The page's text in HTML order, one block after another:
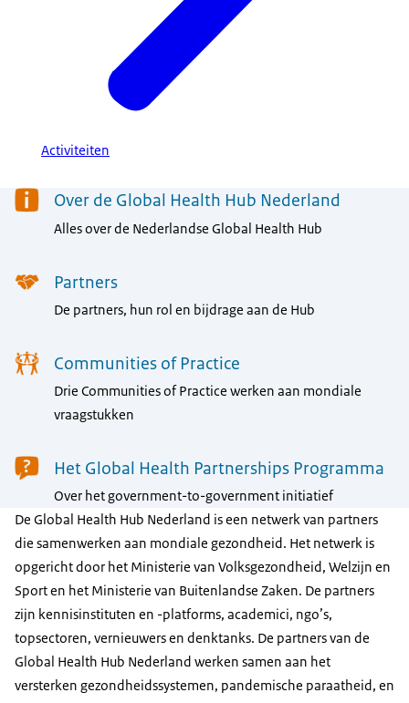
Activiteiten
Menu Over de Global Health Hub Nederland
Alles over de Nederlandse Global Health Hub
Partners
De partners, hun rol en bijdrage aan de Hub
Communities of Practice
Drie Communities of Practice werken aan mondiale
vraagstukken
Het Global Health Partnerships Programma
Over het government-to-government initiatief
De Global Health Hub Nederland is een netwerk van partners
die samenwerken aan mondiale gezondheid. Het netwerk is
opgericht door het Ministerie van Volksgezondheid, Welzijn en
Sport en het Ministerie van Buitenlandse Zaken. De partners
zijn kennisinstituten en -platforms, academici, ngo’s,
topsectoren, vernieuwers en denktanks. De partners van de
Global Health Hub Nederland werken samen aan het
versterken gezondheidssystemen, pandemische paraatheid, en